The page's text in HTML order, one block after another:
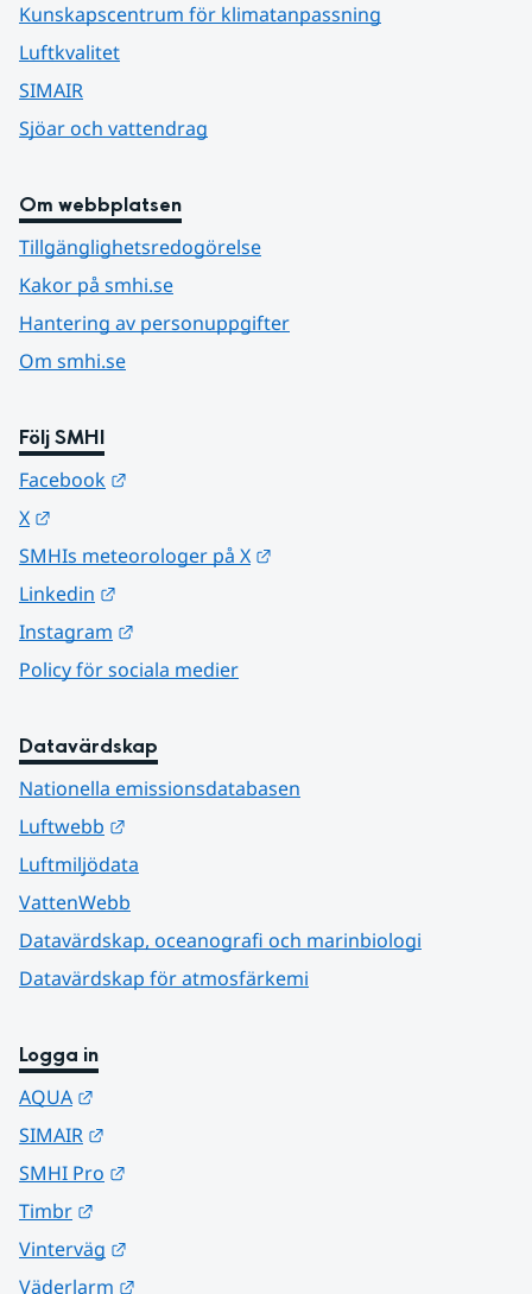
Kunskapscentrum för klimatanpassning
Luftkvalitet
SIMAIR
Sjöar och vattendrag
Om webbplatsen
Tillgänglighetsredogörelse
Kakor på smhi.se
Hantering av personuppgifter
Om smhi.se
Följ SMHI
Facebook
X
SMHIs meteorologer på X
Linkedin
Instagram
Policy för sociala medier
Datavärdskap
Nationella emissionsdatabasen
Luftwebb
Luftmiljödata
VattenWebb
Datavärdskap, oceanografi och marinbiologi
Datavärdskap för atmosfärkemi
Logga in
AQUA
SIMAIR
SMHI Pro
Timbr
Vinterväg
Väderlarm